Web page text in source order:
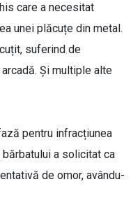
care a necesitat
unei plăcuțe din metal.
suferind de
Și multiple alte
pentru infracțiunea
a solicitat ca
de omor, avându-